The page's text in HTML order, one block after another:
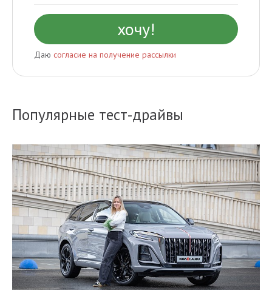
Даю согласие на получение рассылки
Популярные тест-драйвы